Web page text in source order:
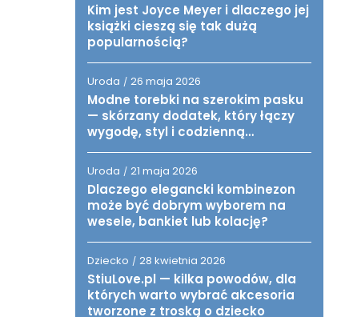
Kim jest Joyce Meyer i dlaczego jej
książki cieszą się tak dużą
popularnością?
Uroda / 26 maja 2026
Modne torebki na szerokim pasku
— skórzany dodatek, który łączy
wygodę, styl i codzienną
Uroda / 21 maja 2026
Dlaczego elegancki kombinezon
może być dobrym wyborem na
wesele, bankiet lub kolację?
Dziecko / 28 kwietnia 2026
StiuLove.pl — kilka powodów, dla
których warto wybrać akcesoria
tworzone z troską o dziecko